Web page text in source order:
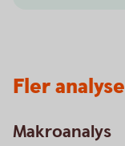
Fler
Makroanalys